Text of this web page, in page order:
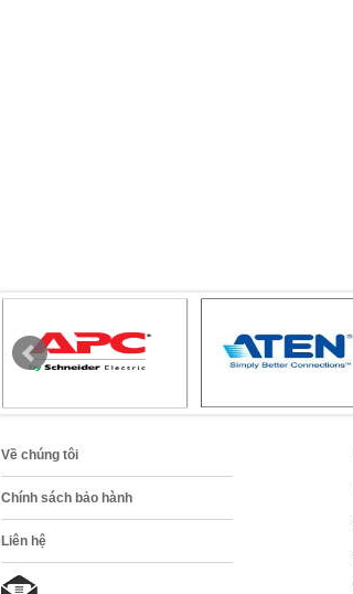
Về chúng tôi
Chính sách bảo hành
Liên hệ